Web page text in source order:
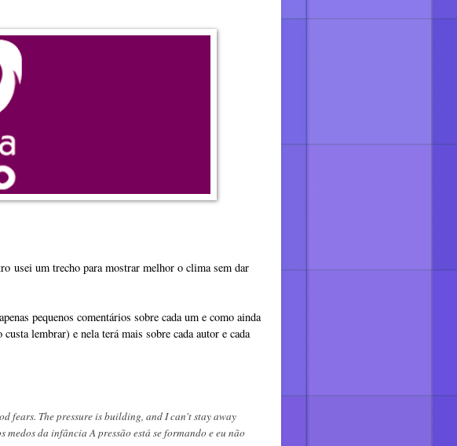
usei um trecho para mostrar melhor o clima sem dar
pequenos comentários sobre cada um e como ainda
lembrar) e nela terá mais sobre cada autor e cada
fears. The pressure is building, and I can't stay away
da infância A pressão está se formando e eu não